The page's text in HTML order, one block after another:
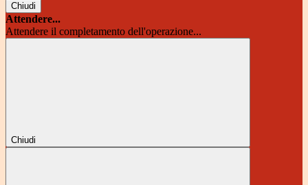
Chiudi
Attendere...
Attendere il completamento dell'operazione...
Chiudi